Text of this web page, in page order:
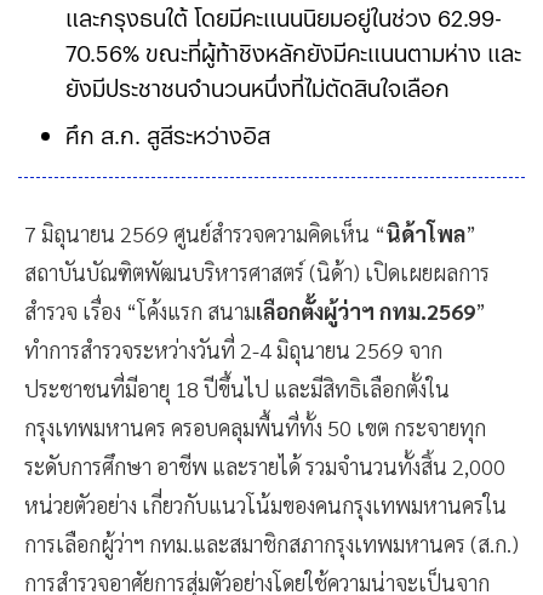
และกรุงธนใต้ โดยมีคะแนนนิยมอยู่ในช่วง 62.99-
70.56% ขณะที่ผู้ท้าชิงหลักยังมีคะแนนตามห่าง และ
ยังมีประชาชนจำนวนหนึ่งที่ไม่ตัดสินใจเลือก
ศึก ส.ก. สูสีระหว่างอิสระกับพรรคประชาชน โดย
ภาพรวมผู้มีสิทธิเลือกตั้งเลือกผู้
7 มิถุนายน 2569 ศูนย์สำรวจความคิดเห็น “นิด้าโพล”
สถาบันบัณฑิตพัฒนบริหารศาสตร์ (นิด้า) เปิดเผยผลการ
สำรวจ เรื่อง “โค้งแรก สนามเลือกตั้งผู้ว่าฯ กทม.2569
ทำการสำรวจระหว่างวันที่ 2-4 มิถุนายน 2569 จาก
ประชาชนที่มีอายุ 18 ปีขึ้นไป และมีสิทธิเลือกตั้งใน
กรุงเทพมหานคร ครอบคลุมพื้นที่ทั้ง 50 เขต กระจายทุก
ระดับการศึกษา อาชีพ และรายได้ รวมจำนวนทั้งสิ้น 2,000
หน่วยตัวอย่าง เกี่ยวกับแนวโน้มของคนกรุงเทพมหานครใน
การเลือกผู้ว่าฯ กทม.และสมาชิกสภากรุงเทพมหานคร (ส.ก.)